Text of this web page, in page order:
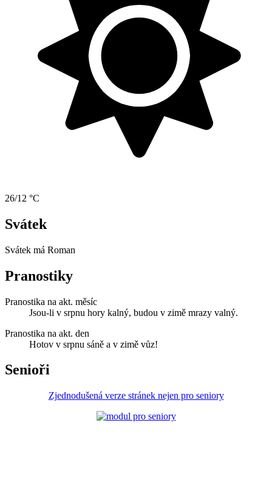
26/12 °C
Svátek
Svátek má Roman
Pranostiky
Pranostika na akt. měsíc
Jsou-li v srpnu hory kalný, budou v zimě mrazy valný.
Pranostika na akt. den
Hotov v srpnu sáně a v zimě vůz!
Senioři
Zjednodušená verze stránek nejen pro seniory